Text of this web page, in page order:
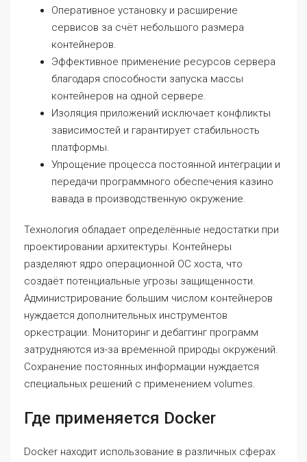
Оперативное установку и расширение
сервисов за счёт небольшого размера
контейнеров.
Эффективное применение ресурсов сервера
благодаря способности запуска массы
контейнеров на одной сервере.
Изоляция приложений исключает конфликты
зависимостей и гарантирует стабильность
платформы.
Упрощение процесса постоянной интеграции и
передачи программного обеспечения казино
вавада в производственную окружение.
Технология обладает определённые недостатки при
проектировании архитектуры. Контейнеры
разделяют ядро операционной ОС хоста, что
создаёт потенциальные угрозы защищенности.
Администрирование большим числом контейнеров
нуждается дополнительных инструментов
оркестрации. Мониторинг и дебаггинг программ
затрудняются из-за временной природы окружений.
Сохранение постоянных информации нуждается
специальных решений с применением volumes.
Где применяется Docker
Docker находит использование в различных сферах